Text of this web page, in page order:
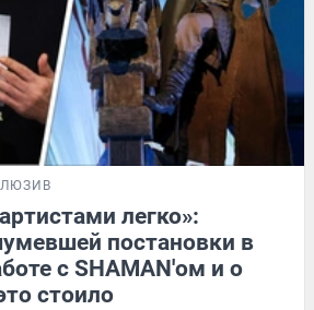
легко»:
постановки в
с SHAMAN'ом и о
стоило